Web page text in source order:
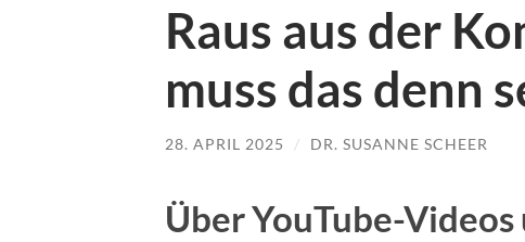
Raus aus der
muss das denn
28. APRIL 2025 / DR. SUSANNE SCHEER
Über YouTube-